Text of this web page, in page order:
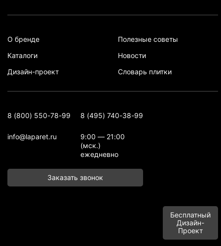
О бренде
Каталоги
Дизайн-проект
Полезные советы
Новости
Словарь плитки
8 (800) 550-78-99 8 (495) 740-38-99
info@laparet.ru
9:00 — 21:00
(мск.)
ежедневно
Заказать звонок
Бесплатный
Дизайн-
Проект